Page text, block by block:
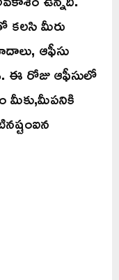
కలసి మీరు
ఆఫీసు
రోజు ఆఫీసులో